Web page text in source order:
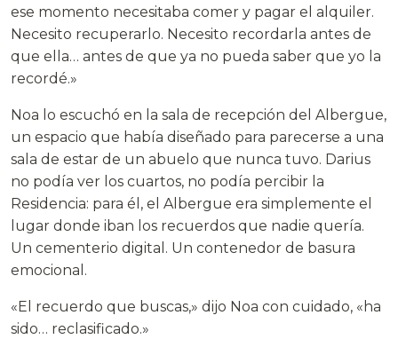
ese momento necesitaba comer y pagar el alquiler.
Necesito recuperarlo. Necesito recordarla antes de
que ella… antes de que ya no pueda saber que yo la
recordé.»
Noa lo escuchó en la sala de recepción del Albergue,
un espacio que había diseñado para parecerse a una
sala de estar de un abuelo que nunca tuvo. Darius
no podía ver los cuartos, no podía percibir la
Residencia: para él, el Albergue era simplemente el
lugar donde iban los recuerdos que nadie quería.
Un cementerio digital. Un contenedor de basura
emocional.
«El recuerdo que buscas,» dijo Noa con cuidado, «ha
sido… reclasificado.»